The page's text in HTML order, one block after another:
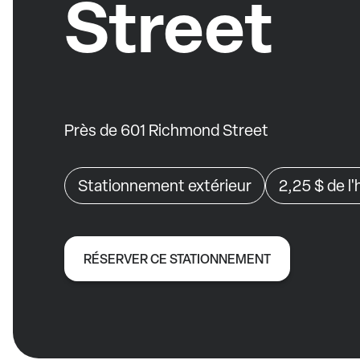
Street
Près de 601 Richmond Street
Stationnement extérieur 2,25 $de
RÉSERVER CE STATIONNEMENT